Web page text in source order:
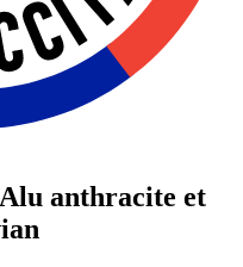
anthracite et